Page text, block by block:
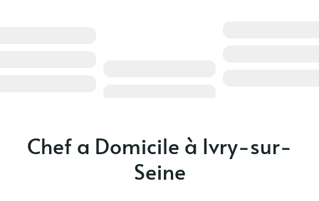
Chef a Domicile à Ivry-sur-
Seine